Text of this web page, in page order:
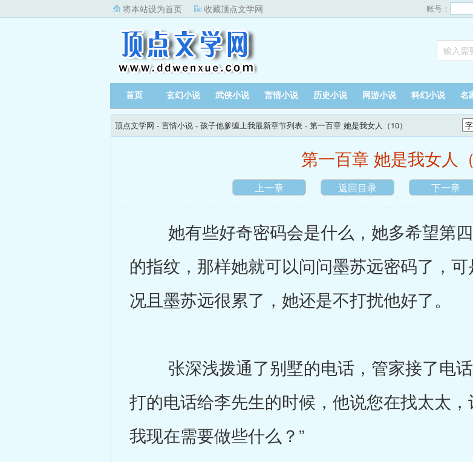
将本站设为首页 收藏顶点文学网 账号：
首页 玄幻小说 武侠小说 言情小说 历史小说 网游小说 科幻小说 名
顶点文学网 - 言情小说 - 孩子他爹缠上我最新章节列表 - 第一百章 她是我女人（10）
第一百章 她是我女人（
上一章 返回目录 下一章
她有些好奇密码会是什么，她多希望第四
的指纹，那样她就可以问问墨苏远密码了，
况且墨苏远很累了，她还是不打扰他好了。
张深浅拨通了别墅的电话，管家接了电话
打的电话给李先生的时候，他说您在找太太，
我现在需要做些什么？”